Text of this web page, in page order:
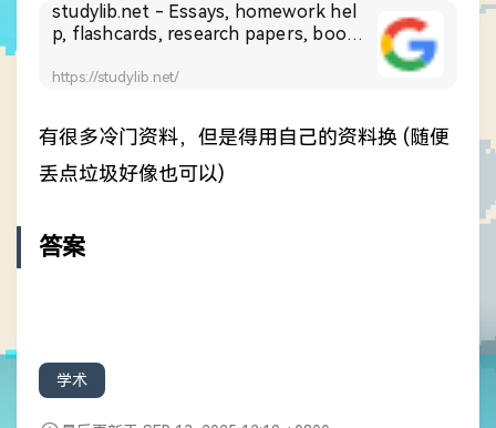
studylib.net - Essays, homework hel
p, flashcards, research papers, book r
https://studylib.net/
有很多冷门资料，但是得用自己的资料换 (随便
丢点垃圾好像也可以)
答案
学术